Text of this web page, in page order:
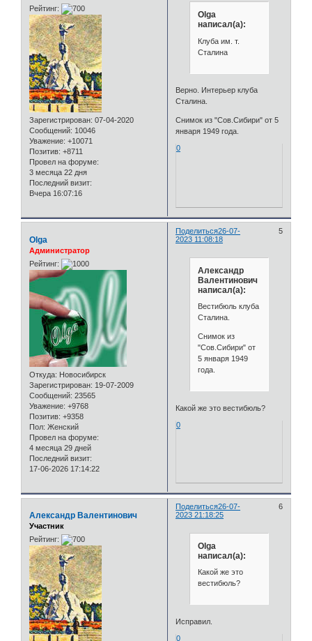
Рейтинг:
Зарегистрирован: 07-04-2020
Сообщений: 10046
Уважение: +10071
Позитив: +8711
Провел на форуме:
3 месяца 22 дня
Последний визит:
Вчера 16:07:16
Olga
написал(а):
Клуба им. т.
Сталина
Верно. Интерьер клуба
Сталина.
Снимок из "Сов.Сибири" от 5
января 1949 года.
0
Поделиться 5
26-07-
2023 11:08:18
Olga
Администратор
Рейтинг:
Откуда: Новосибирск
Зарегистрирован: 19-07-2009
Сообщений: 23565
Уважение: +9768
Позитив: +9358
Пол: Женский
Провел на форуме:
4 месяца 29 дней
Последний визит:
17-06-2026 17:14:22
Александр
Валентинович
написал(а):
Вестибюль клуба
Сталина.
Снимок из
"Сов.Сибири" от
5 января 1949
года.
Какой же это вестибюль?
0
Поделиться 6
26-07-
2023 21:18:25
Александр Валентинович
Участник
Рейтинг:
Olga
написал(а):
Какой же это
вестибюль?
Исправил.
0